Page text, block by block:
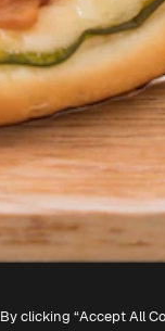
By clicking “Accept All